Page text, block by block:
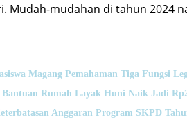
Mudah-mudahan di tahun 2024
Magang Pemahaman Tiga Fungsi
Rumah Layak Huni Naik Jadi
Anggaran Program SKPD